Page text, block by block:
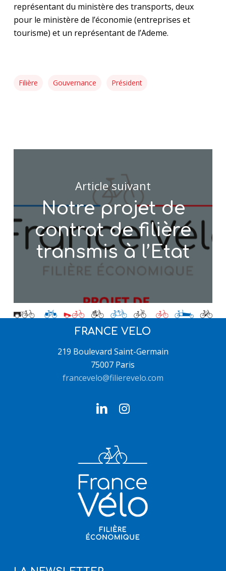
représentant du ministère des transports, deux
pour le ministère de l’économie (entreprises et
tourisme) et un représentant de l’Ademe.
Filière Gouvernance Président
Article suivant
Notre projet de
contrat de filière
transmis à l’Etat
FRANCE VELO
219 Boulevard Saint-Germain
75007 Paris
francevelo@filierevelo.com